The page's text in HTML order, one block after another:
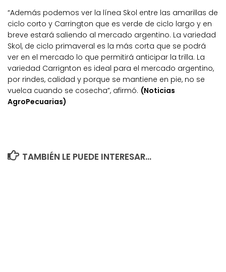
“Además podemos ver la línea Skol entre las amarillas de
ciclo corto y Carrington que es verde de ciclo largo y en
breve estará saliendo al mercado argentino. La variedad
Skol, de ciclo primaveral es la más corta que se podrá
ver en el mercado lo que permitirá anticipar la trilla. La
variedad Carrignton es ideal para el mercado argentino,
por rindes, calidad y porque se mantiene en pie, no se
vuelca cuando se cosecha”, afirmó. (Noticias
AgroPecuarias)
TAMBIÉN LE PUEDE INTERESAR...